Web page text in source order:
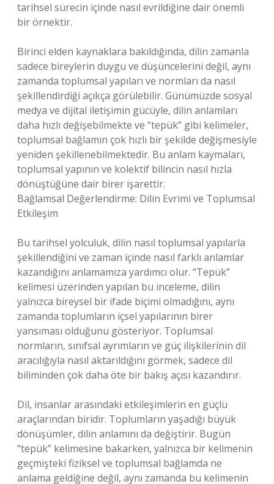
tarihsel sürecin içinde nasıl evrildiğine dair önemli
bir örnektir.
Birinci elden kaynaklara bakıldığında, dilin zamanla
sadece bireylerin duygu ve düşüncelerini değil, aynı
zamanda toplumsal yapıları ve normları da nasıl
şekillendirdiği açıkça görülebilir. Günümüzde sosyal
medya ve dijital iletişimin gücüyle, dilin anlamları
daha hızlı değişebilmekte ve “tepük” gibi kelimeler,
toplumsal bağlamın çok hızlı bir şekilde değişmesiyle
yeniden şekillenebilmektedir. Bu anlam kaymaları,
toplumsal yapının ve kolektif bilincin nasıl hızla
dönüştüğüne dair birer işarettir.
Bağlamsal Değerlendirme: Dilin Evrimi ve Toplumsal
Etkileşim
Bu tarihsel yolculuk, dilin nasıl toplumsal yapılarla
şekillendiğini ve zaman içinde nasıl farklı anlamlar
kazandığını anlamamıza yardımcı olur. “Tepük”
kelimesi üzerinden yapılan bu inceleme, dilin
yalnızca bireysel bir ifade biçimi olmadığını, aynı
zamanda toplumların içsel yapılarının birer
yansıması olduğunu gösteriyor. Toplumsal
normların, sınıfsal ayrımların ve güç ilişkilerinin dil
aracılığıyla nasıl aktarıldığını görmek, sadece dil
biliminden çok daha öte bir bakış açısı kazandırır.
Dil, insanlar arasındaki etkileşimlerin en güçlü
araçlarından biridir. Toplumların yaşadığı büyük
dönüşümler, dilin anlamını da değiştirir. Bugün
“tepük” kelimesine bakarken, yalnızca bir kelimenin
geçmişteki fiziksel ve toplumsal bağlamda ne
anlama geldiğine değil, aynı zamanda bu kelimenin